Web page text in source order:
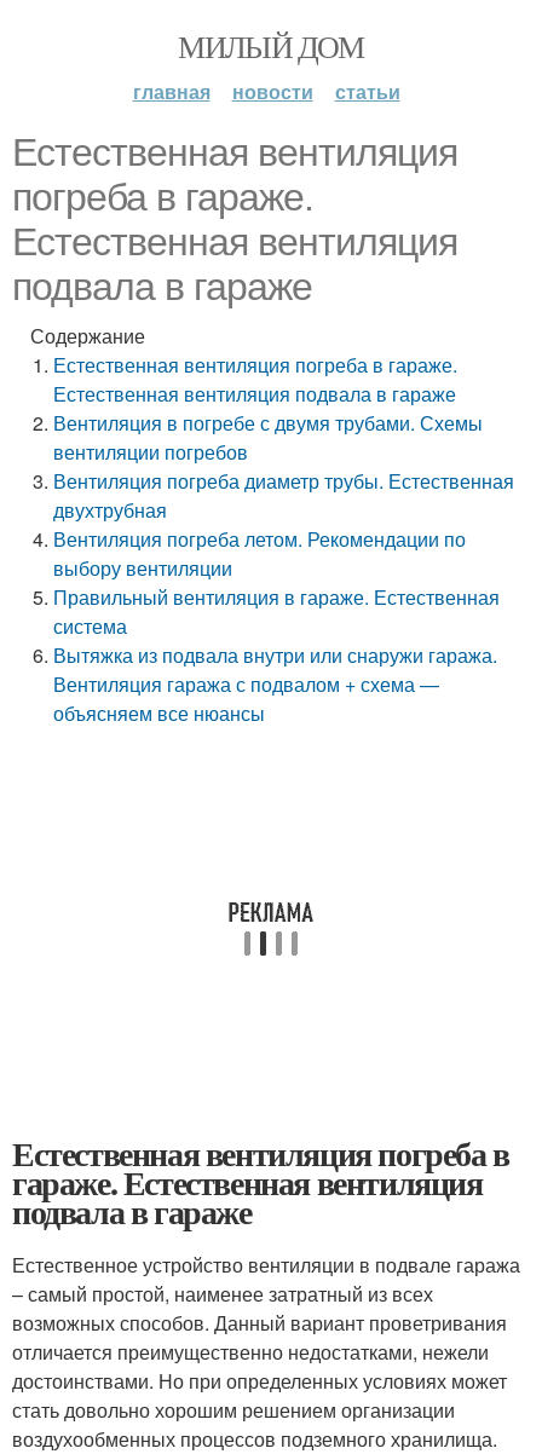
МИЛЫЙ ДОМ
главная новости статьи
Естественная вентиляция
погреба в гараже.
Естественная вентиляция
подвала в гараже
Содержание
Естественная вентиляция погреба в гараже.
Естественная вентиляция подвала в гараже
Вентиляция в погребе с двумя трубами. Схемы
вентиляции погребов
Вентиляция погреба диаметр трубы. Естественная
двухтрубная
Вентиляция погреба летом. Рекомендации по
выбору вентиляции
Правильный вентиляция в гараже. Естественная
система
Вытяжка из подвала внутри или снаружи гаража.
Вентиляция гаража с подвалом + схема —
объясняем все нюансы
Естественная вентиляция погреба в
гараже. Естественная вентиляция
подвала в гараже
Естественное устройство вентиляции в подвале гаража
– самый простой, наименее затратный из всех
возможных способов. Данный вариант проветривания
отличается преимущественно недостатками, нежели
достоинствами. Но при определенных условиях может
стать довольно хорошим решением организации
воздухообменных процессов подземного хранилища.